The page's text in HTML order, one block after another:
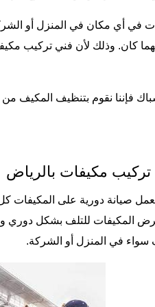
في أي مكان في المنزل أو
وذلك لأن فني تركيب
فإننا نقوم بتنظيف المكيف
مكيفات بالرياض
صيانة دورية على المكيفات
المكيفات للتلف بشكل دوري
سواء في المنزل أو الشركة.